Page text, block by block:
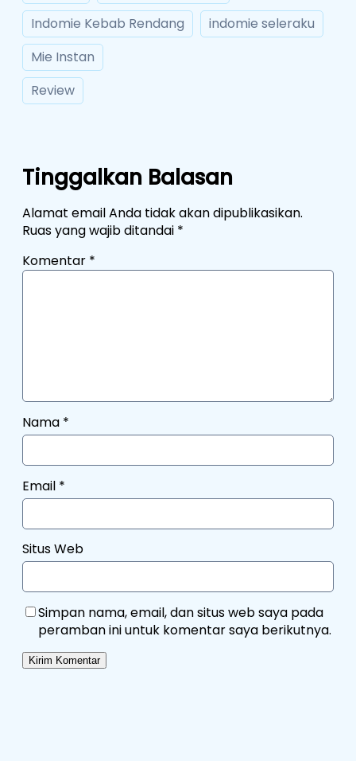
Indomie Kebab Rendang
indomie seleraku
Mie Instan
Review
Tinggalkan Balasan
Alamat email Anda tidak akan dipublikasikan.
Ruas yang wajib ditandai *
Komentar *
Nama *
Email *
Situs Web
Simpan nama, email, dan situs web saya pada
peramban ini untuk komentar saya berikutnya.